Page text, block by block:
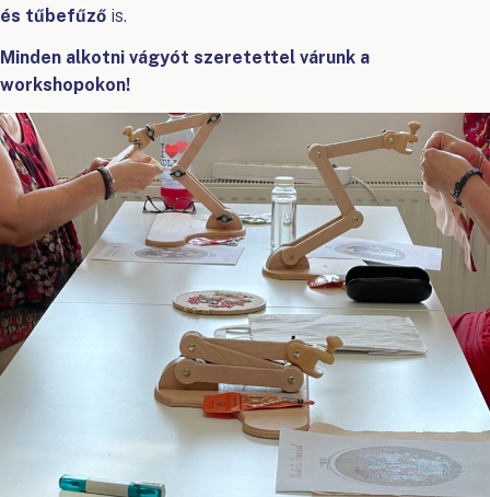
és tűbefűző is.
Minden alkotni vágyót szeretettel várunk a
workshopokon!